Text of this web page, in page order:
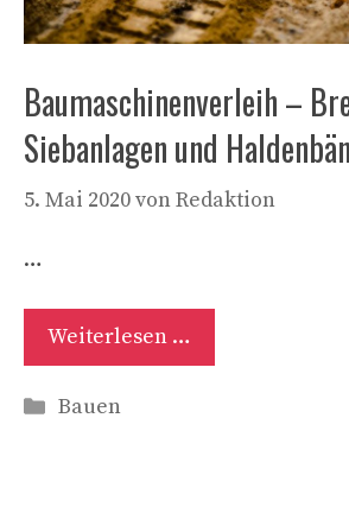
Baumaschinenverleih –
Siebanlagen und
5. Mai 2020vonRedaktion
…
Weiterlesen …
Kategorien
Bauen